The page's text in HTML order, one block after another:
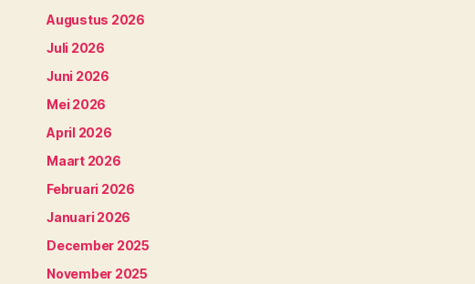
Augustus 2026
Juli 2026
Juni 2026
Mei 2026
April 2026
Maart 2026
Februari 2026
Januari 2026
December 2025
November 2025